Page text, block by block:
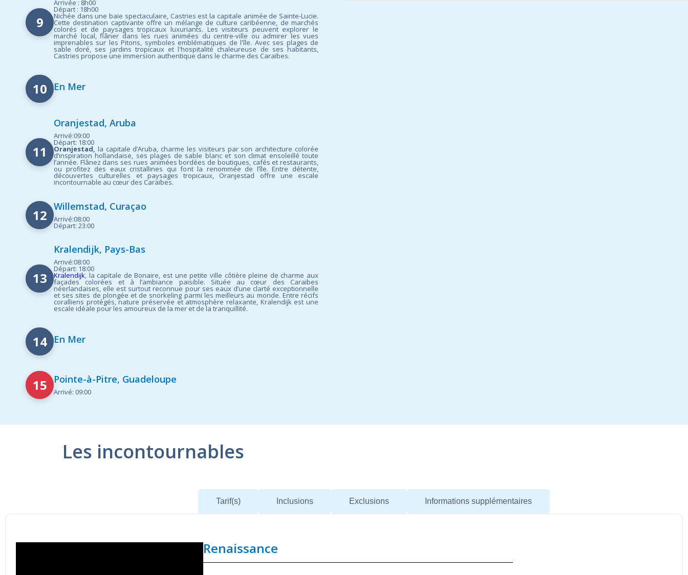
9
Arrivée : 8h00
Départ : 18h00
Nichée dans une baie spectaculaire, Castries est la capitale animée de Sainte-Lucie.
Cette destination captivante offre un mélange de culture caribéenne, de marchés
colorés et de paysages tropicaux luxuriants. Les visiteurs peuvent explorer le
marché local, flâner dans les rues animées du centre-ville ou admirer les vues
imprenables sur les Pitons, symboles emblématiques de l'île. Avec ses plages de
sable doré, ses jardins tropicaux et l'hospitalité chaleureuse de ses habitants,
Castries propose une immersion authentique dans le charme des Caraïbes.
10 En Mer
11
Oranjestad, Aruba
Arrivé:09:00
Départ: 18:00
Oranjestad, la capitale d’Aruba, charme les visiteurs par son architecture colorée
d’inspiration hollandaise, ses plages de sable blanc et son climat ensoleillé toute
l’année. Flânez dans ses rues animées bordées de boutiques, cafés et restaurants,
ou profitez des eaux cristallines qui font la renommée de l’île. Entre détente,
découvertes culturelles et paysages tropicaux, Oranjestad offre une escale
incontournable au cœur des Caraïbes.
12
Willemstad, Curaçao
Arrivé:08:00
Départ: 23:00
13
Kralendijk, Pays-Bas
Arrivé:08:00
Départ: 18:00
Kralendijk, la capitale de Bonaire, est une petite ville côtière pleine de charme aux
façades colorées et à l’ambiance paisible. Située au cœur des Caraïbes
néerlandaises, elle est surtout reconnue pour ses eaux d’une clarté exceptionnelle
et ses sites de plongée et de snorkeling parmi les meilleurs au monde. Entre récifs
coralliens protégés, nature préservée et atmosphère relaxante, Kralendijk est une
escale idéale pour les amoureux de la mer et de la tranquillité.
14 En Mer
15 Pointe-à-Pitre, Guadeloupe
Arrivé: 09:00
Les incontournables
Tarif(s) Inclusions Exclusions Informations supplémentaires
Renaissance